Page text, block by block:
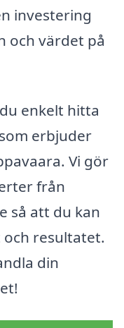
investering
och värdet på
enkelt hitta
erbjuder
Vi gör
från
så att du kan
resultatet.
din